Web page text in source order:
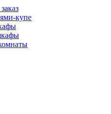
купе